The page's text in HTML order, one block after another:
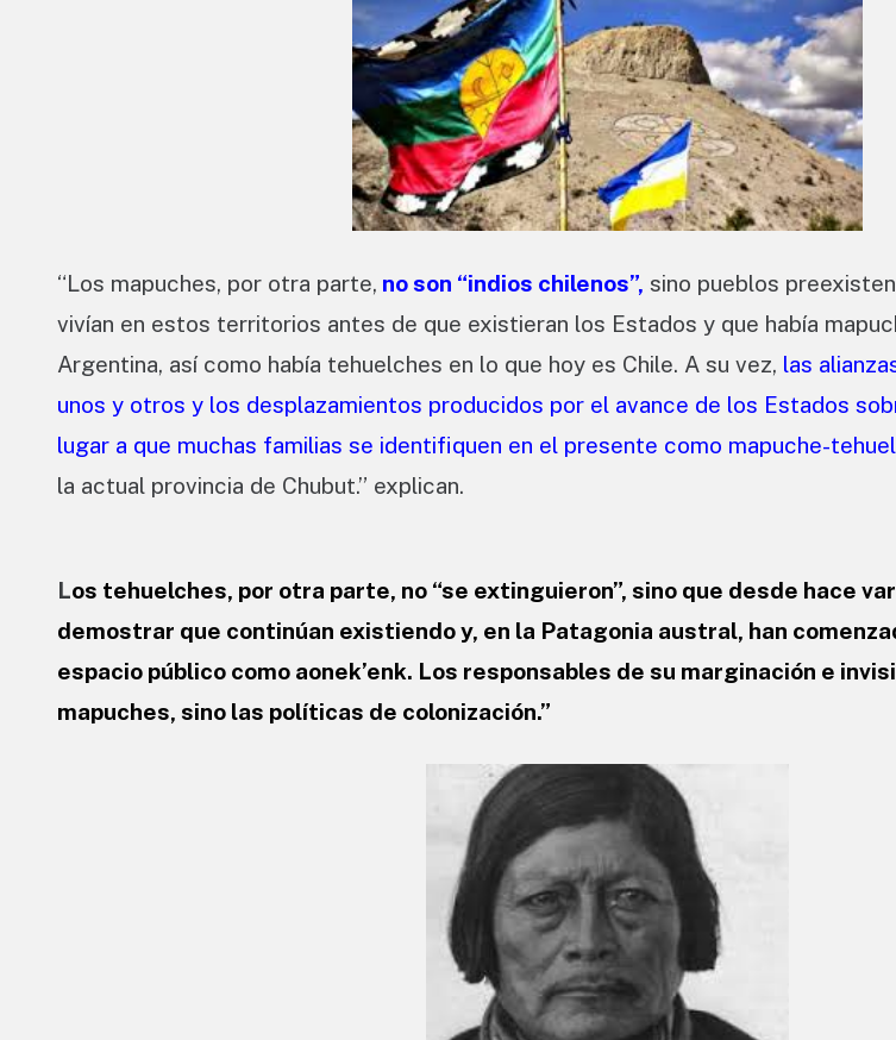
“Los mapuches, por otra parte, no son “indios chilenos”, sino pueblos
vivían en estos territorios antes de que existieran los Estados y que había
Argentina, así como había tehuelches en lo que hoy es Chile. A su vez, las
unos y otros y los desplazamientos producidos por el avance de los Estados
lugar a que muchas familias se identifiquen en el presente como mapuche-
la actual provincia de Chubut.” explican.
Los tehuelches, por otra parte, no “se extinguieron”, sino que desde hace
demostrar que continúan existiendo y, en la Patagonia austral, han
espacio público como aonek’enk. Los responsables de su marginación e
mapuches, sino las políticas de colonización.”